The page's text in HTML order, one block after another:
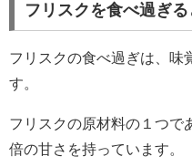
フリスクを食べ過ぎ
フリスクの食べ過ぎは、味
す。
フリスクの原材料の１つで
倍の甘さを持っています。